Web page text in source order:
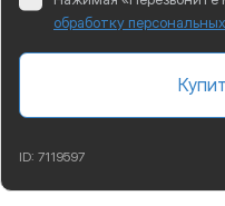
обработку
ID: 7119597